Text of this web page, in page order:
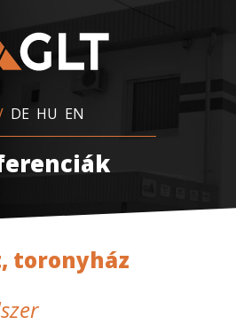
DE HU EN
toronyház